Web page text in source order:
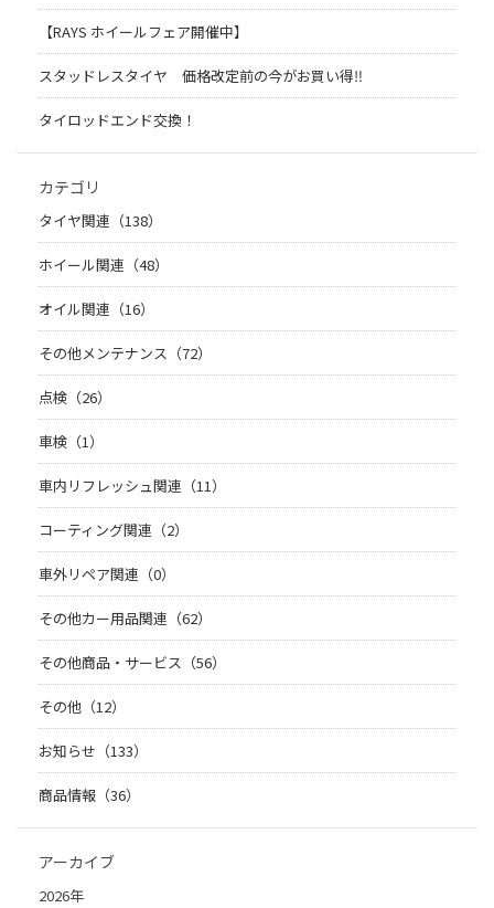
【RAYS ホイールフェア開催中】
スタッドレスタイヤ 価格改定前の今がお買い得‼️
タイロッドエンド交換！
カテゴリ
タイヤ関連（138）
ホイール関連（48）
オイル関連（16）
その他メンテナンス（72）
点検（26）
車検（1）
車内リフレッシュ関連（11）
コーティング関連（2）
車外リペア関連（0）
その他カー用品関連（62）
その他商品・サービス（56）
その他（12）
お知らせ（133）
商品情報（36）
アーカイブ
2026年